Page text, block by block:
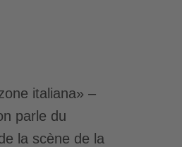
italiana» –
parle du
la scène de la